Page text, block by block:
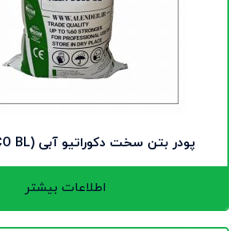
پودر بتن سخت دکوراتیو آبی (ALEN-DECO BL)
اطلاعات بیشتر